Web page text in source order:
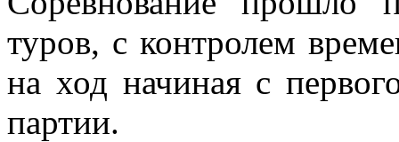
туров, с контролем
на ход начиная с
партии.